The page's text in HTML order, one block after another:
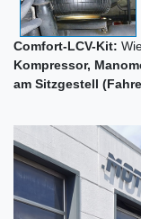
Comfort-LCV-Kit:
Kompressor,
am Sitzgestell